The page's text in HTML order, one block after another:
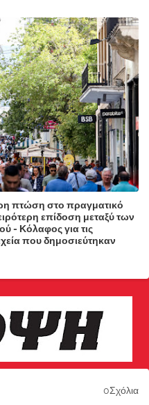
πτώση στο πραγματικό
επίδοση μεταξύ των
- Κόλαφος για τις
που δημοσιεύτηκαν
0Σχόλια